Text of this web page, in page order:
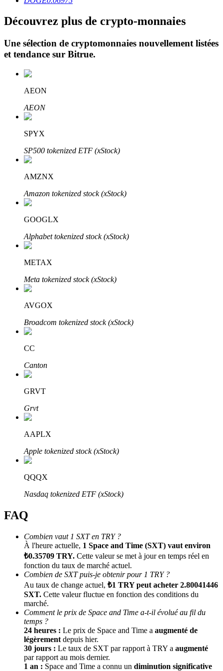
Apprenez le Staking
Découvrez comment gagner un revenu passif
Bitrue
AI
Partenaires Bitrue
Affiliés Bitrue
Jusqu'à 65 % de commissions !
Parrainage
Invitez un ami pour recevoir des récompenses en espèces
Deposit CASHCAT & Win
Découvrez plus de crypto-monnaies
Une sélection de cryptomonnaies nouvellement listées
et tendance sur Bitrue.
AEON
AEON
SPYX
SP500 tokenized ETF (xStock)
AMZNX
Amazon tokenized stock (xStock)
GOOGLX
Alphabet tokenized stock (xStock)
METAX
Meta tokenized stock (xStock)
AVGOX
Broadcom tokenized stock (xStock)
CC
Canton
GRVT
Grvt
AAPLX
Apple tokenized stock (xStock)
QQQX
Nasdaq tokenized ETF (xStock)
FAQ
Combien vaut 1 SXT en TRY ?
À l'heure actuelle, 1 Space and Time (SXT) vaut environ
₺0.35709 TRY. Cette valeur se met à jour en temps réel en
fonction du taux de marché actuel.
Combien de SXT puis-je obtenir pour 1 TRY ?
Au taux de change actuel, ₺1 TRY peut acheter 2.80041446
SXT. Cette valeur fluctue en fonction des conditions du
marché.
Comment le prix de Space and Time a-t-il évolué au fil du
temps ?
24 heures : Le prix de Space and Time a augmenté de
légèrement depuis hier.
30 jours : Le taux de SXT par rapport à TRY a augmenté
par rapport au mois dernier.
1 an : Space and Time a connu un diminution significative